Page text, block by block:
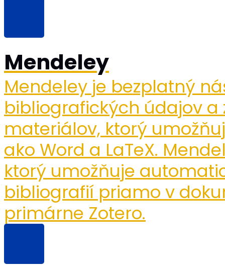
Mendeley
Mendeley je bezplatný
bibliografických údajov
materiálov, ktorý
ako Word a LaTeX.
ktorý umožňuje
bibliografií priamo v
primárne Zotero.